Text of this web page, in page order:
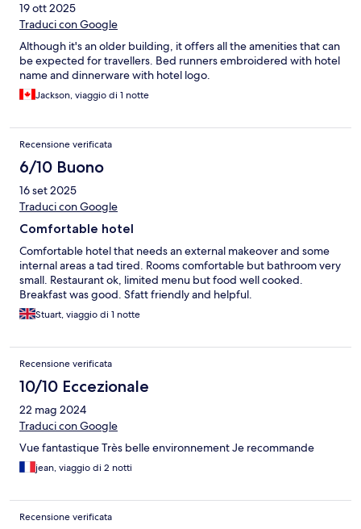
19 ott 2025
Traduci con Google
Although it's an older building, it offers all the amenities that can
be expected for travellers. Bed runners embroidered with hotel
name and dinnerware with hotel logo.
Jackson, viaggio di 1 notte
Recensione verificata
6/10 Buono
16 set 2025
Traduci con Google
Comfortable hotel
Comfortable hotel that needs an external makeover and some
internal areas a tad tired. Rooms comfortable but bathroom very
small. Restaurant ok, limited menu but food well cooked.
Breakfast was good. Sfatt friendly and helpful.
Stuart, viaggio di 1 notte
Recensione verificata
10/10 Eccezionale
22 mag 2024
Traduci con Google
Vue fantastique Très belle environnement Je recommande
jean, viaggio di 2 notti
Recensione verificata